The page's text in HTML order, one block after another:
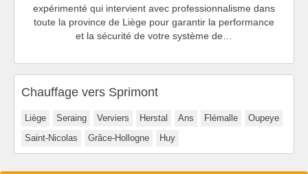
expérimenté qui intervient avec professionnalisme dans
toute la province de Liège pour garantir la performance
et la sécurité de votre système de…
Chauffage vers Sprimont
Liège Seraing Verviers Herstal Ans Flémalle
Oupeye
Saint-Nicolas
Grâce-Hollogne Huy